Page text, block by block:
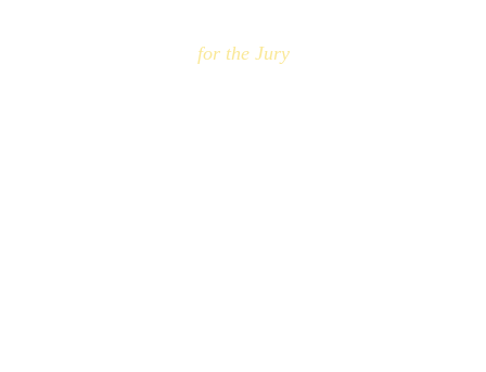
for the Jury